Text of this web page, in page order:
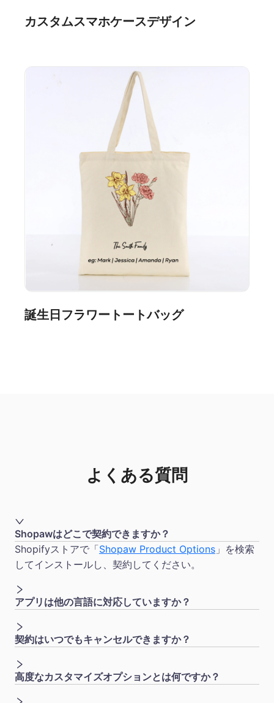
カスタムスマホケースデザイン
誕生日フラワートートバッグ
よくある質問
Shopawはどこで契約できますか？
Shopifyストアで「Shopaw Product Options 」を検索
してインストールし、契約してください。
アプリは他の言語に対応していますか？
契約はいつでもキャンセルできますか？
高度なカスタマイズオプションとは何ですか？